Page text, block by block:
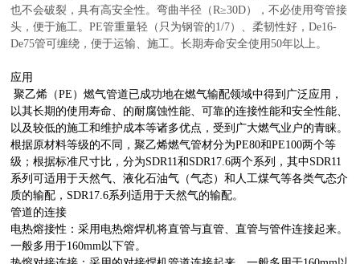
也不会破裂，具有高安全性。弯曲半径（R≥30D），不必使用弯管接
头，便于施工。PE管重量轻（只为钢管的1/7）、柔韧性好，De16-
De75管可缠绕，便于运输、施工。长期寿命安全使用50年以上。
应用
聚乙烯（PE）燃气管道已成功地在燃气输配领域中得到广泛应用，
以其长期的使用寿命、的耐腐蚀性能、可靠的连接性能和安全性能、
以及较低的施工和维护成本等诸多优点，受到广大燃气业户的青睐。
根据原材料等级的不同，聚乙烯燃气管材分为PE80和PE100两个等
级；根据标准尺寸比，分为SDR11和SDR17.6两个系列，其中SDR11
系列可适用于天然气、液化石油气（气态）和人工煤气等各类气态介
质的输配，SDR17.6系列适用于天然气的输配。
管道的连接
电热熔接性：采用电热熔焊机将直管与直管、直管与管件连接起来。
一般多用于160mm以下管。